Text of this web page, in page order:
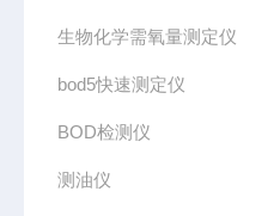
生物化学需氧量测定仪
bod5快速测定仪
BOD检测仪
测油仪